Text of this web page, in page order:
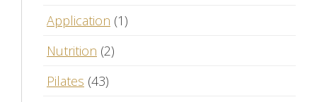
Application (1)
Nutrition (2)
Pilates (43)